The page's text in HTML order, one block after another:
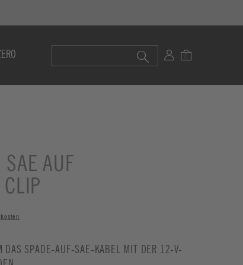
SAE AUF
DAS SPADE-AUF-SAE-KABEL MIT DER 12-V-